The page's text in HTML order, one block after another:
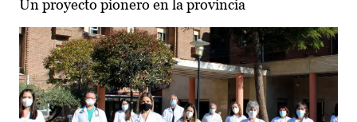
Un proyecto pionero en la provincia